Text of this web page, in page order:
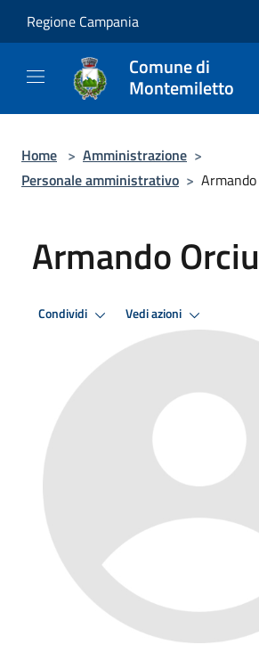
Regione Campania
Comune di
Montemiletto
Home > Amministrazione >
Personale amministrativo >
Armando
Condividi Vedi azioni